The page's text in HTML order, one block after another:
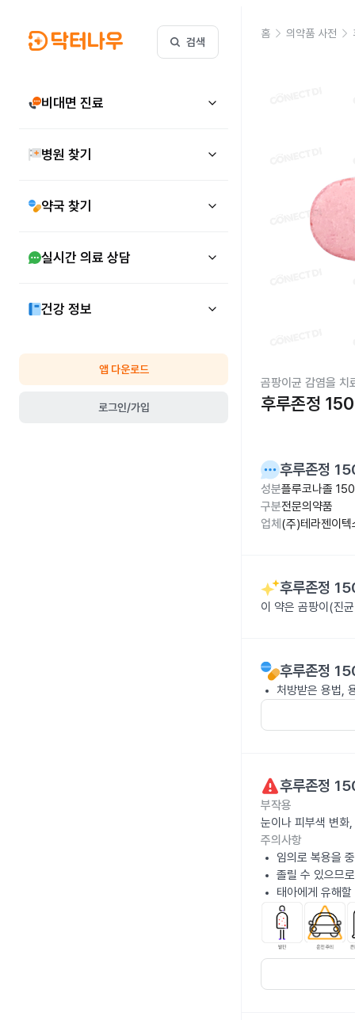
검색
비대면 진료
병원 찾기
약국 찾기
실시간 의료 상담
건강 정보
앱 다운로드
로그인/가입
홈 의약품 사전
곰팡이균 감염을 치
후루존정
후루존정
성분플루코나졸
구분전문의약품
업체 (주)테라젠이텍
후루존정
이 약은 곰팡이(진
후루존정
처방받은 용법,
후루존정
부작용
눈이나 피부색 변화
주의사항
임의로 복용을
졸릴 수 있으므
태아에게 유해